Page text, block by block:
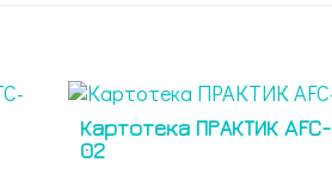
Картотека ПРАКТИК AFC-
02